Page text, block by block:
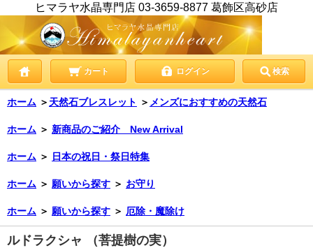
ヒマラヤ水晶専門店 03-3659-8877 葛飾区高砂店
カート ログイン 検索
ホーム ＞ 天然石ブレスレット ＞ メンズにおすすめの天然石
ホーム ＞ 新商品のご紹介 New Arrival
ホーム ＞ 日本の祝日・祭日特集
ホーム ＞ 願いから探す ＞ お守り
ホーム ＞ 願いから探す ＞ 厄除・魔除け
ルドラクシャ （菩提樹の実）